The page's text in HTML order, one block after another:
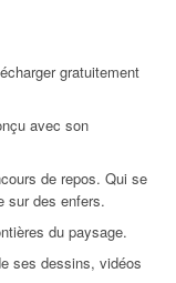
gratuitement
avec son
de repos. Qui se
sur des enfers.
du paysage.
ses dessins, vidéos